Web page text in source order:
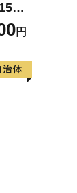
,
円